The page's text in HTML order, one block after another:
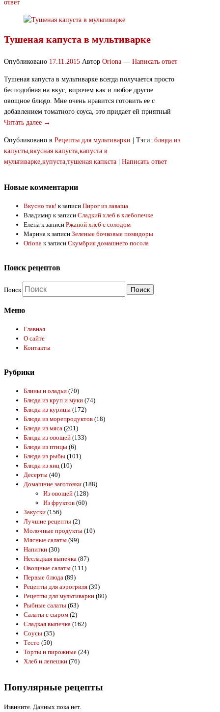
ответ
Тушеная капуста в мультиварке
Опубликовано 17.11.2015 Автор Oriona — Написать ответ
Тушеная капуста в мультиварке всегда получается просто
бесподобная на вкус, впрочем как и любое другое
овощное блюдо. Мне очень нравится готовить ее с
добавлением томатного соуса, это придает ей приятный
Читать далее →
Опубликовано в Рецепты для мультиварки Тэги: блюда из
капусты вкусная капуста капуста в
мультиварке купуста тушеная капкста Написать ответ
Новые комментарии
Вкусно так! к записи Пирог из лаваша
Владимир к записи Сладкий хлеб в хлебопечке
Елена к записи Ржаной хлеб с солодом
Марина к записи Зеленые бочковые помидоры
Oriona к записи Скумбрия домашнего посола
Поиск рецептов
Поиск
Меню
Главная
О сайте
Контакты
Рубрики
Блины и оладьи (70)
Блюда из круп и муки (74)
Блюда из курицы (172)
Блюда из морепродуктов (18)
Блюда из мяса (201)
Блюда из овощей (133)
Блюда из птицы (6)
Блюда из рыбы (101)
Блюда из яиц (10)
Десерты (40)
Домашние заготовки (188)
Из овощей (128)
Из фруктов (60)
Закуски (156)
Лучшие рецепты (2)
Молочные продукты (10)
Мясные салаты (99)
Напитки (30)
Несладкая выпечка (87)
Овощные салаты (111)
Первые блюда (89)
Рецепты для аэрогриля (39)
Рецепты для мультиварки (80)
Рыбные салаты (63)
Салаты с сыром (2)
Сладкая выпечка (162)
Соусы (35)
Тесто (50)
Торты и пирожные (24)
Хлеб и лепешки (76)
Популярные рецепты
Извините. Данных пока нет.